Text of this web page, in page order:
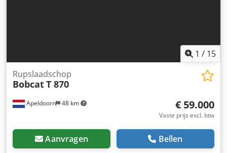
1 / 15
Apeldoorn 48 km
Rupslaadschop
BobcatT 870
€ 59.000
Vaste prijs excl. btw
Aanvragen Bellen